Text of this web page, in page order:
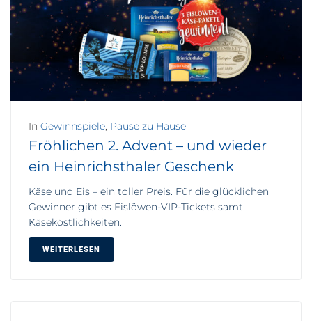
In Gewinnspiele, Pause zu Hause
Fröhlichen 2. Advent – und wieder
ein Heinrichsthaler Geschenk
Käse und Eis – ein toller Preis. Für die glücklichen
Gewinner gibt es Eislöwen-VIP-Tickets samt
Käseköstlichkeiten.
WEITERLESEN